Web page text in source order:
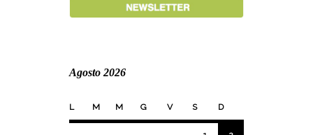
Agosto 2026
L M M G V S D